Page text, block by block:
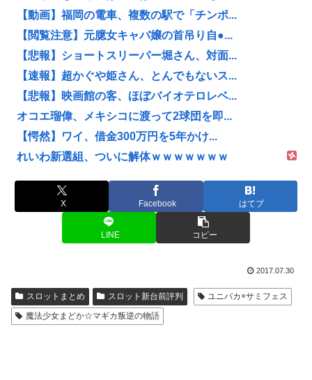
【動画】福岡の電車、複数の駅で「チンポ...
【閲覧注意】元臆女キャバ嬢の首吊り自●...
【悲報】ショートスリーパー堀さん、対面...
【速報】超かぐや姫さん、とんでもないス...
【悲報】映画館の客、ほぼバイオテロレベ...
オコエ瑠偉、メキシコに渡って2球団を即...
【愕然】ワイ、借金300万円を5年かけ...
れいわ新選組、ついに解体ｗｗｗｗｗｗｗ
X Facebook はてブ
LINE コピー
2017.07.30
スロットまとめ スロット新台前評判
ユニバカ×サミフェス
魔法少女まどか☆マギカ叛逆の物語